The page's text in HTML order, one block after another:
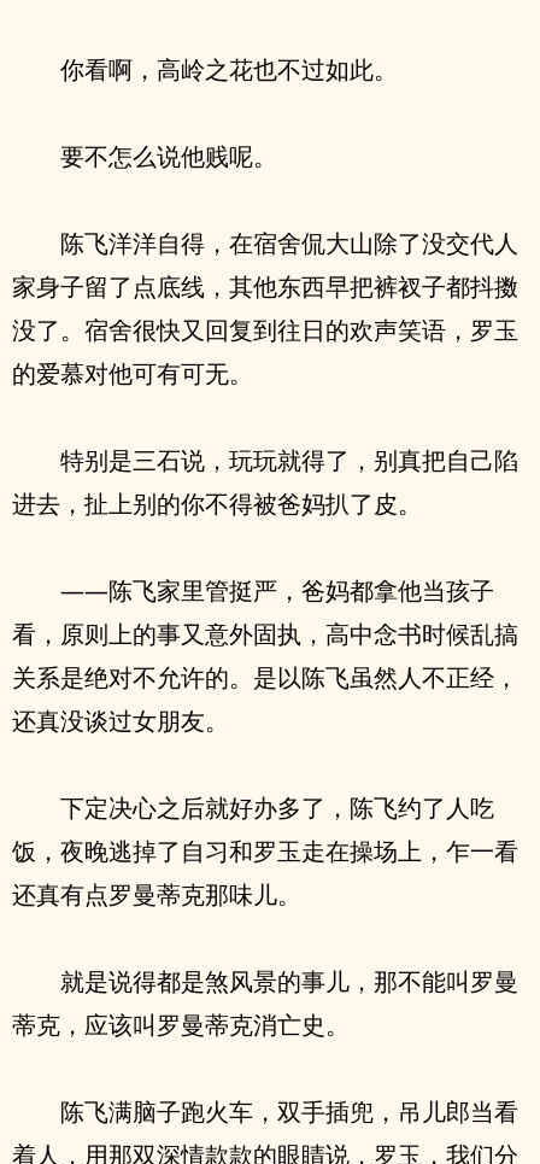
你看啊，高岭之花也不过如此。
要不怎么说他贱呢。
陈飞洋洋自得，在宿舍侃大山除了没交代人
家身子留了点底线，其他东西早把裤衩子都抖擞
没了。宿舍很快又回复到往日的欢声笑语，罗玉
的爱慕对他可有可无。
特别是三石说，玩玩就得了，别真把自己陷
进去，扯上别的你不得被爸妈扒了皮。
——陈飞家里管挺严，爸妈都拿他当孩子
看，原则上的事又意外固执，高中念书时候乱搞
关系是绝对不允许的。是以陈飞虽然人不正经，
还真没谈过女朋友。
下定决心之后就好办多了，陈飞约了人吃
饭，夜晚逃掉了自习和罗玉走在操场上，乍一看
还真有点罗曼蒂克那味儿。
就是说得都是煞风景的事儿，那不能叫罗曼
蒂克，应该叫罗曼蒂克消亡史。
陈飞满脑子跑火车，双手插兜，吊儿郎当看
着人，用那双深情款款的眼睛说，罗玉，我们分